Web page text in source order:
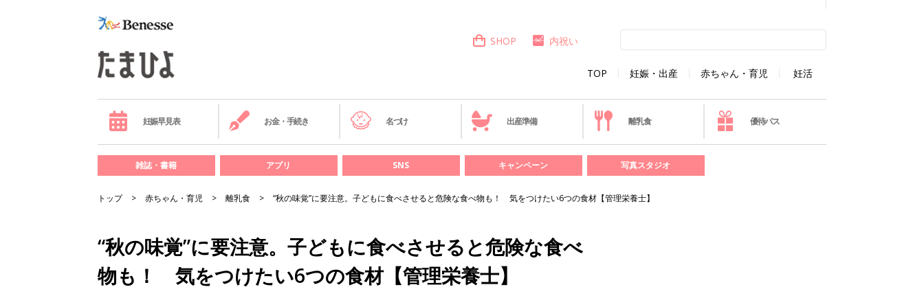
TOP 妊娠・出産 赤ちゃん・育児 妊活
SHOP 内祝い
妊娠早見表 お金・手続き 名づけ 出産準備 離乳食 優待パス
雑誌・書籍 アプリ SNS キャンペーン 写真スタジオ
トップ 赤ちゃん・育児 離乳食 “秋の味覚”に要注意。子どもに食べさせると危険な食べ物も！ 気をつけたい6つの食材【管理栄養士】
“秋の味覚”に要注意。子どもに食べさせると危険な食べ
物も！ 気をつけたい6つの食材【管理栄養士】